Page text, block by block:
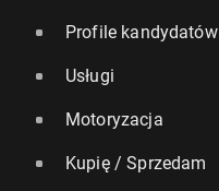
Profile kandydatów
Usługi
Motoryzacja
Kupię / Sprzedam